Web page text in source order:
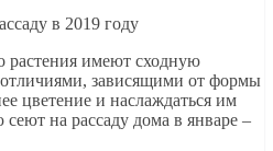
растения имеют сходную
зависящими от формы
цветение и наслаждаться им
на рассаду дома в январе –